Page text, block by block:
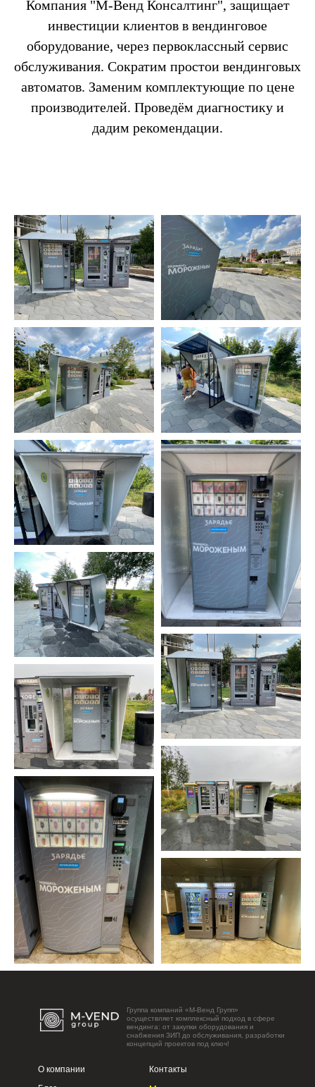
Компания "М-Венд Консалтинг", защищает
инвестиции клиентов в вендинговое
оборудование, через первоклассный сервис
обслуживания. Сократим простои вендинговых
автоматов. Заменим комплектующие по цене
производителей. Проведём диагностику и
дадим рекомендации.
Группа компаний «М-Венд Групп»
осуществляет комплексный подход в сфере
вендинга: от закупки оборудования и
снабжения ЗИП до обслуживания, разработки
концепций проектов под ключ!
О компании
Контакты